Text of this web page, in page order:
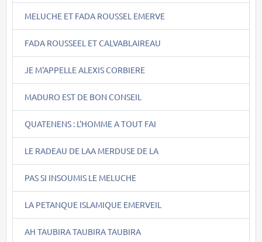
MELUCHE ET FADA ROUSSEL EMERVE
FADA ROUSSEEL ET CALVABLAIREAU
JE M'APPELLE ALEXIS CORBIERE
MADURO EST DE BON CONSEIL
QUATENENS : L'HOMME A TOUT FAI
LE RADEAU DE LAA MERDUSE DE LA
PAS SI INSOUMIS LE MELUCHE
LA PETANQUE ISLAMIQUE EMERVEIL
AH TAUBIRA TAUBIRA TAUBIRA